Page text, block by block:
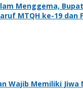
Menggema,
MTQH ke-19 dan
Wajib Memiliki Jiwa